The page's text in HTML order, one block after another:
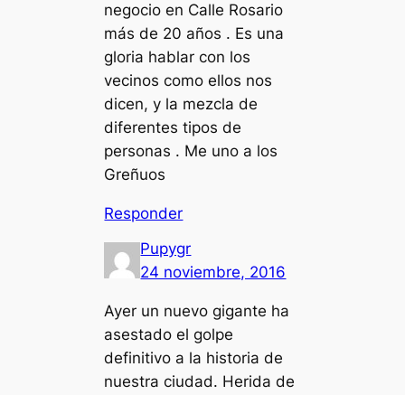
negocio en Calle Rosario
más de 20 años . Es una
gloria hablar con los
vecinos como ellos nos
dicen, y la mezcla de
diferentes tipos de
personas . Me uno a los
Greñuos
Responder
Pupygr
24 noviembre, 2016
Ayer un nuevo gigante ha
asestado el golpe
definitivo a la historia de
nuestra ciudad. Herida de